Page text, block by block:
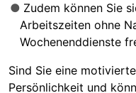
Zudem können Sie
Arbeitszeiten ohne
Wochenenddienste
Sind Sie eine
Persönlichkeit und